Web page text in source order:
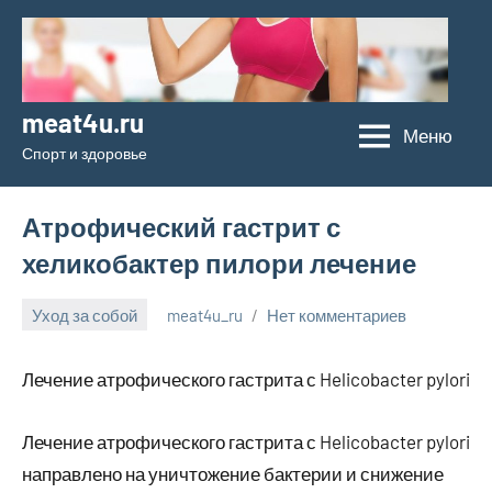
Перейти
содержимому
meat4u.ru
Спорт и здоровье
Меню
Атрофический гастрит с
хеликобактер пилори лечение
Уход за собой
2024
meat4u_ru Нет комментариев
Лечение атрофического гастрита с Helicobacter pylori
Лечение атрофического гастрита с Helicobacter pylori
направлено на уничтожение бактерии и снижение